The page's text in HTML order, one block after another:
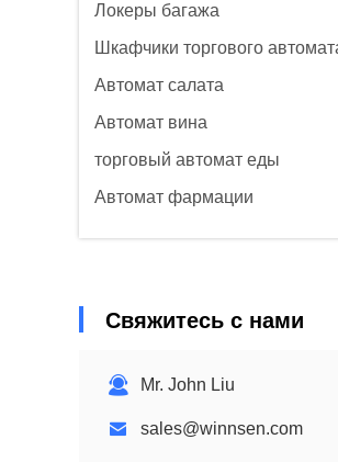
Локеры багажа
Шкафчики торгового
Автомат салата
Автомат вина
торговый автомат еды
Автомат фармации
Свяжитесь с нами
Mr. John Liu
sales@winnsen.com